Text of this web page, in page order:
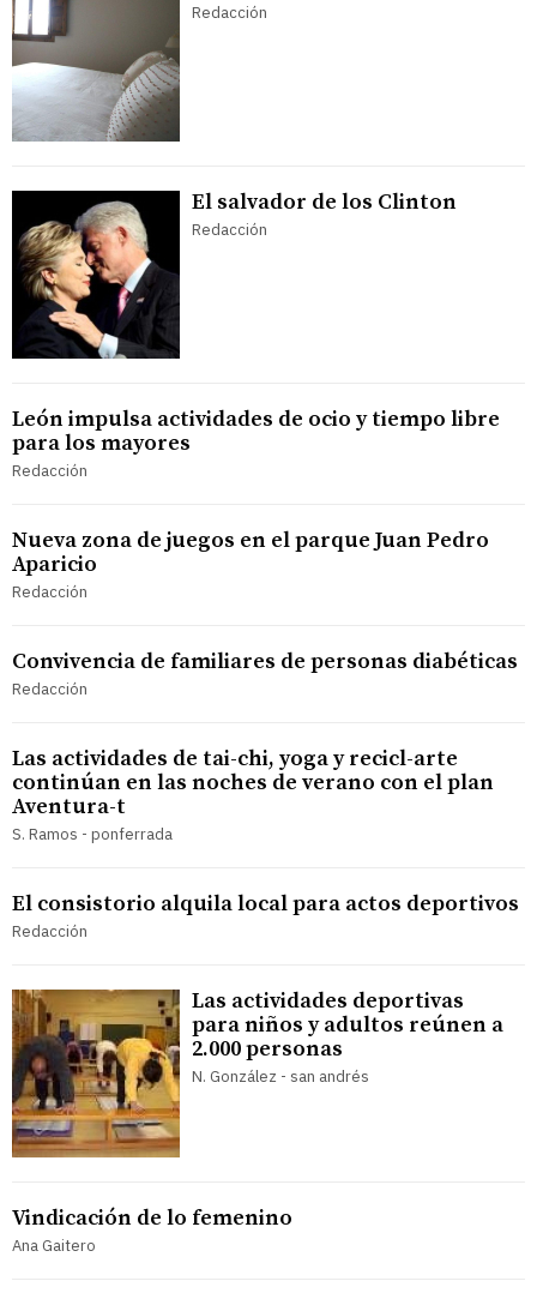
Redacción
El salvador de los Clinton
Redacción
León impulsa actividades de ocio y tiempo libre
para los mayores
Redacción
Nueva zona de juegos en el parque Juan Pedro
Aparicio
Redacción
Convivencia de familiares de personas diabéticas
Redacción
Las actividades de tai-chi, yoga y recicl-arte
continúan en las noches de verano con el plan
Aventura-t
S. Ramos - ponferrada
El consistorio alquila local para actos deportivos
Redacción
Las actividades deportivas
para niños y adultos reúnen a
2.000 personas
N. González - san andrés
Vindicación de lo femenino
Ana Gaitero